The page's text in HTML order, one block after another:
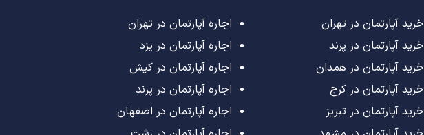
خرید آپارتمان در تهران
خرید آپارتمان در پرند
خرید آپارتمان در همدان
خرید آپارتمان در کرج
خرید آپارتمان در تبریز
اجاره آپارتمان در تهران
اجاره آپارتمان در یزد
اجاره آپارتمان در کیش
اجاره آپارتمان در پرند
اجاره آپارتمان در اصفهان